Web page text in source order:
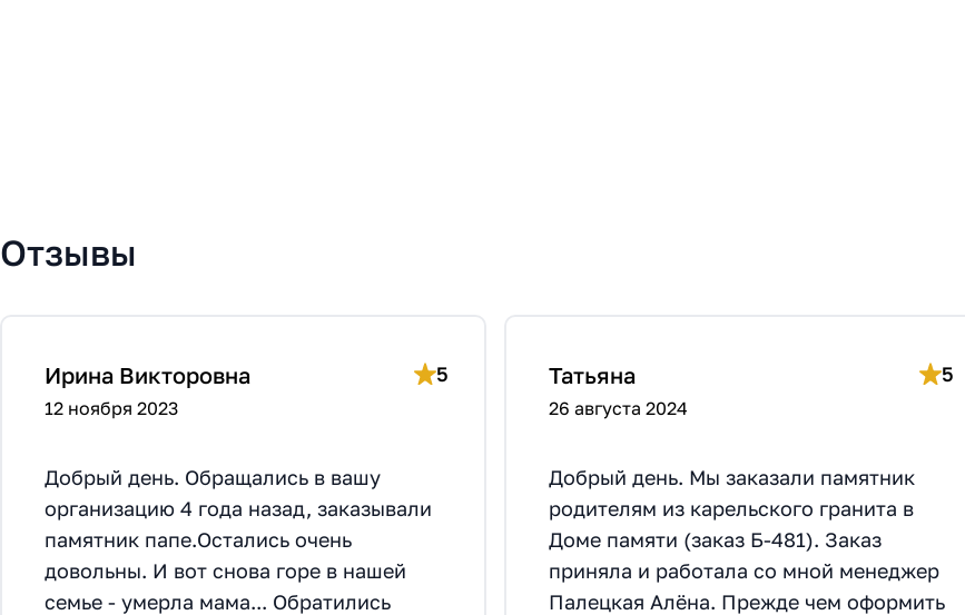
Отзывы
Ирина Викторовна 5
12 ноября 2023
Добрый день. Обращались в вашу
организацию 4 года назад, заказывали
памятник папе.Остались очень
довольны. И вот снова горе в нашей
семье - умерла мама... Обратились
Татьяна 5
26 августа 2024
Добрый день. Мы заказали памятник
родителям из карельского гранита в
Доме памяти (заказ Б-481). Заказ
приняла и работала со мной менеджер
Палецкая Алёна. Прежде чем оформить